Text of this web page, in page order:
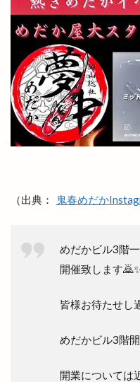
（出典： 鬼春めだか
めだかビル3階
開催致します
皆様お待たせし
めだかビル3階
開業については